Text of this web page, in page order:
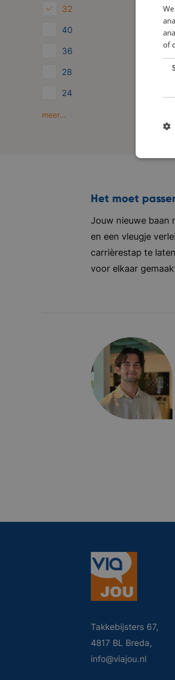
32
40
36
28
24
Minder dan 24
meer...
Het moet
Jouw nieuwe baan
en een vleugje
carrièrestap te
voor elkaar
Takkebijsters 67,
4817 BL Breda,
info@viajou.nl
of